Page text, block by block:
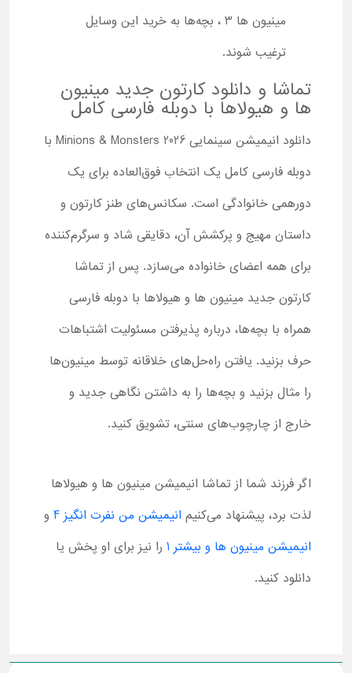
مینیون ها 3 ، بچه‌ها به خرید این وسایل
ترغیب شوند.
تماشا و دانلود کارتون جدید مینیون
ها و هیولاها با دوبله فارسی کامل
دانلود انیمیشن سینمایی Minions & Monsters 2026 با
دوبله فارسی کامل یک انتخاب فوق‌العاده برای یک
دورهمی خانوادگی است. سکانس‌های طنز کارتون و
داستان مهیج و پرکشش آن، دقایقی شاد و سرگرم‌کننده
برای همه اعضای خانواده می‌سازد. پس از تماشا
کارتون جدید مینیون ها و هیولاها با دوبله فارسی
همراه با بچه‌ها، درباره پذیرفتن مسئولیت اشتباهات
حرف بزنید. یافتن راه‌حل‌های خلاقانه توسط مینیون‌ها
را مثال بزنید و بچه‌ها را به داشتن نگاهی جدید و
خارج از چارچوب‌های سنتی، تشویق کنید.
اگر فرزند شما از تماشا انیمیشن مینیون ها و هیولاها
لذت برد، پیشنهاد می‌کنیم انیمیشن من نفرت انگیز 4
و
انیمیشن مینیون ها و بیشتر 1
را نیز برای او پخش یا
دانلود کنید.